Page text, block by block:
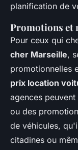
planification de
Promotions et
Pour ceux qui
cher Marseille,
promotionnelles
prix location
agences
ou des
de véhicules,
citadines ou